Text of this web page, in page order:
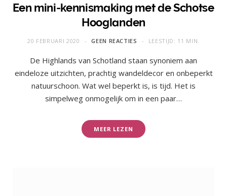
Een mini-kennismaking met de Schotse
Hooglanden
20 FEBRUARI 2020 GEEN REACTIES LEESTIJD: 11 MIN.
De Highlands van Schotland staan synoniem aan
eindeloze uitzichten, prachtig wandeldecor en onbeperkt
natuurschoon. Wat wel beperkt is, is tijd. Het is
simpelweg onmogelijk om in een paar…
MEER LEZEN